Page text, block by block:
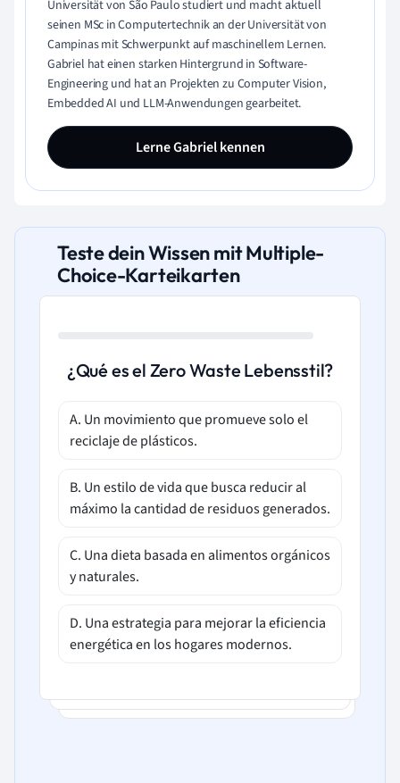
Universität von São Paulo studiert und macht aktuell
seinen MSc in Computertechnik an der Universität von
Campinas mit Schwerpunkt auf maschinellem Lernen.
Gabriel hat einen starken Hintergrund in Software-
Engineering und hat an Projekten zu Computer Vision,
Embedded AI und LLM-Anwendungen gearbeitet.
Lerne Gabriel kennen
Teste dein Wissen mit Multiple-
Choice-Karteikarten
¿Qué es el Zero Waste Lebensstil?
A. Un movimiento que promueve solo el
reciclaje de plásticos.
B. Un estilo de vida que busca reducir al
máximo la cantidad de residuos generados.
C. Una dieta basada en alimentos orgánicos
y naturales.
D. Una estrategia para mejorar la eficiencia
energética en los hogares modernos.